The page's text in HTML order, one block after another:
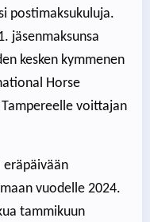
postimaksukuluja.
jäsenmaksunsa
kesken kymmenen
Horse
voittajan
eräpäivään
vuodelle 2024.
tammikuun